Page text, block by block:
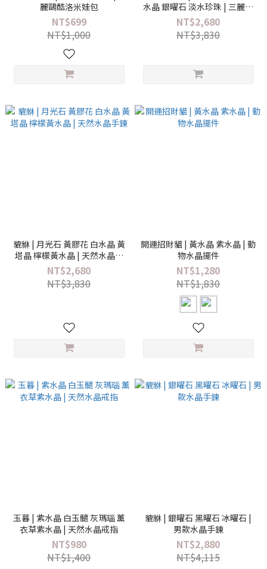
麗鷗酷洛米娃包
NT$699
NT$1,000
水晶 銀曜石 淡水珍珠 | 三麗鷗
酷洛米水晶手鍊
NT$2,680
NT$3,830
貔貅 | 月光石 黃膠花 白水晶 黃
塔晶 檸檬黃水晶 | 天然水晶手
鍊
NT$2,680
NT$3,830
開運招財貓 | 黃水晶 紫水晶 | 動
物水晶擺件
NT$1,280
NT$1,830
玉暮 | 紫水晶 白玉髓 灰瑪瑙 薰
衣草紫水晶 | 天然水晶戒指
NT$980
NT$1,400
貔貅 | 銀曜石 黑曜石 冰曜石 |
男款水晶手鍊
NT$2,880
NT$4,115